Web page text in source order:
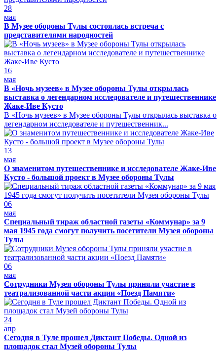
28
мая
В Музее обороны Тулы состоялась встреча с
представителями народностей
16
мая
В «Ночь музеев» в Музее обороны Тулы открылась
выставка о легендарном исследователе и путешественнике
Жаке-Иве Кусто
В «Ночь музеев» в Музее обороны Тулы открылась выставка о
легендарном исследователе и путешественник...
13
мая
О знаменитом путешественнике и исследователе Жаке-Иве
Кусто - большой проект в Музее обороны Тулы
06
мая
Специальный тираж областной газеты «Коммунар» за 9
мая 1945 года смогут получить посетители Музея обороны
Тулы
06
мая
Сотрудники Музея обороны Тулы приняли участие в
театрализованной части акции «Поезд Памяти»
24
апр
Сегодня в Туле прошел Диктант Победы. Одной из
площадок стал Музей обороны Тулы